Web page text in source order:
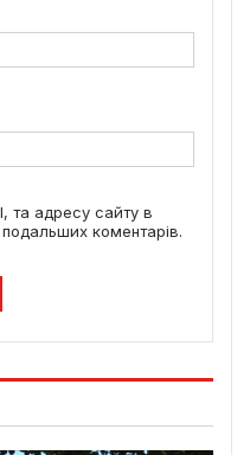
та адресу сайту в
коментарів.